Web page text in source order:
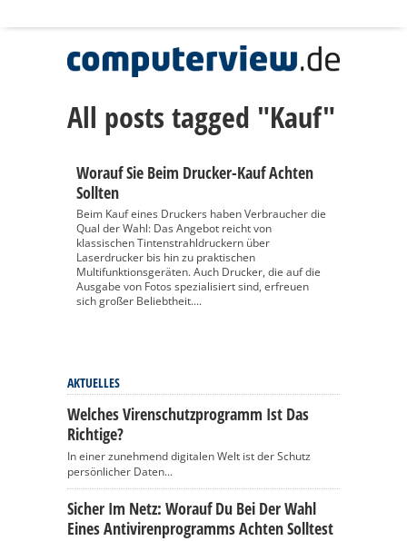
All posts tagged "Kauf"
Worauf Sie Beim Drucker-Kauf Achten
Sollten
Beim Kauf eines Druckers haben Verbraucher die
Qual der Wahl: Das Angebot reicht von
klassischen Tintenstrahldruckern über
Laserdrucker bis hin zu praktischen
Multifunktionsgeräten. Auch Drucker, die auf die
Ausgabe von Fotos spezialisiert sind, erfreuen
sich großer Beliebtheit....
AKTUELLES
Welches Virenschutzprogramm Ist Das
Richtige?
In einer zunehmend digitalen Welt ist der Schutz
persönlicher Daten...
Sicher Im Netz: Worauf Du Bei Der Wahl
Eines Antivirenprogramms Achten Solltest